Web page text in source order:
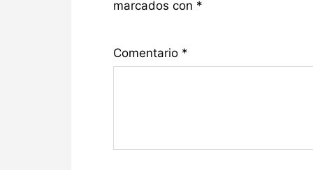
marcados con *
Comentario *